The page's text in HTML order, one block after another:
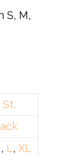
S, M,
St.
, L , XL